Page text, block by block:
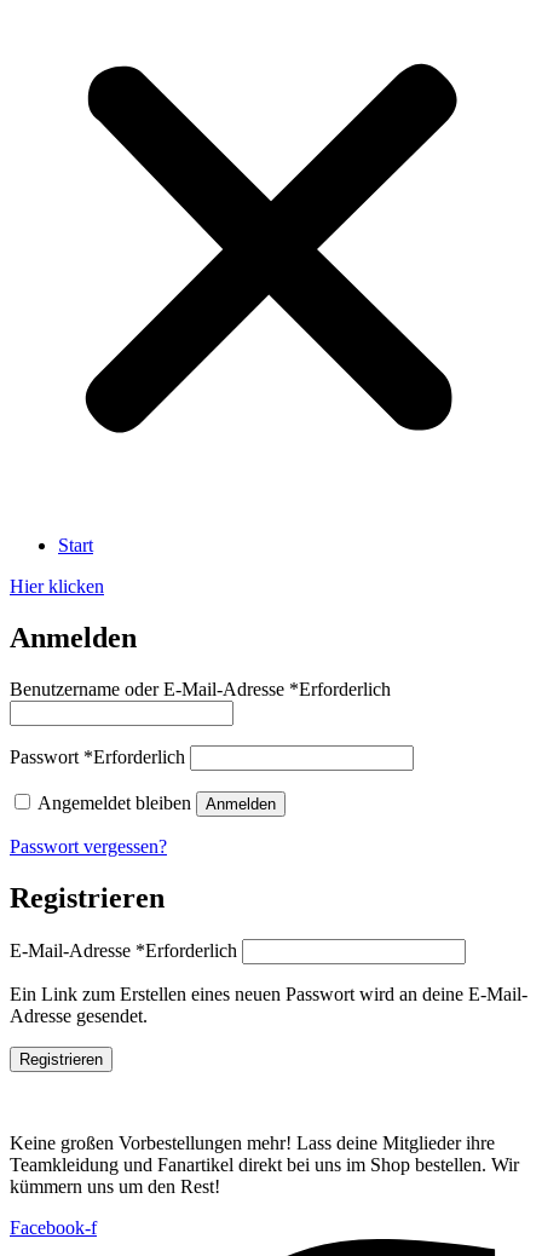
Start
Hier klicken
Anmelden
Benutzername oder E-Mail-Adresse *Erforderlich
Passwort *Erforderlich
Angemeldet bleiben Anmelden
Passwort vergessen?
Registrieren
E-Mail-Adresse *Erforderlich
Ein Link zum Erstellen eines neuen Passwort wird an deine E-Mail-
Adresse gesendet.
Registrieren
Keine großen Vorbestellungen mehr! Lass deine Mitglieder ihre
Teamkleidung und Fanartikel direkt bei uns im Shop bestellen. Wir
kümmern uns um den Rest!
Facebook-f